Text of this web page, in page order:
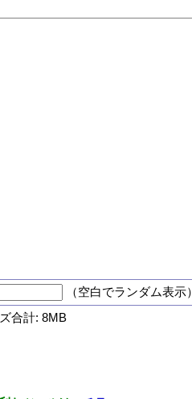
（空白でランダム表示）
合計: 8MB